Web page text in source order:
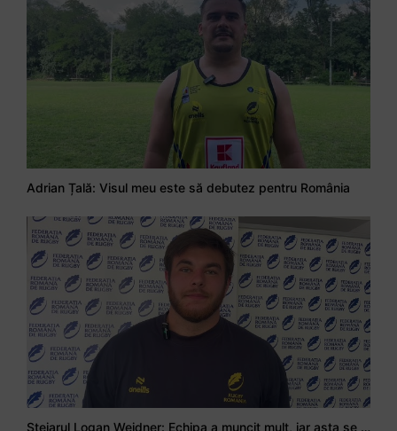
Adrian Țală: Visul meu este să debutez pentru România
Stejarul Logan Weidner: Echipa a muncit mult, iar asta se va vedea în meciurile de la Nations Cup